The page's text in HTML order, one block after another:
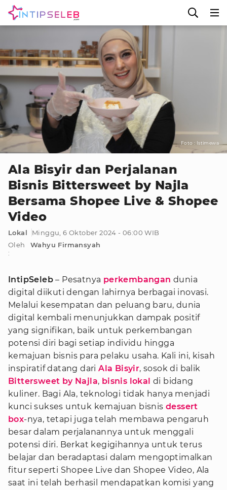
Foto : Istimewa
Ala Bisyir dan Perjalanan
Bisnis Bittersweet by Najla
Bersama Shopee Live & Shopee
Video
Lokal
Minggu, 6 Oktober 2024 - 06:00 WIB
Oleh
:
Wahyu Firmansyah
IntipSeleb – Pesatnya perkembangan dunia
digital diikuti dengan lahirnya berbagai inovasi.
Melalui kesempatan dan peluang baru, dunia
digital kembali menunjukkan dampak positif
yang signifikan, baik untuk perkembangan
potensi diri bagi setiap individu hingga
kemajuan bisnis para pelaku usaha. Kali ini, kisah
inspiratif datang dariAla Bisyir, sosok di balik
Bittersweet by Najla, bisnis lokal di bidang
kuliner. Bagi Ala, teknologi tidak hanya menjadi
kunci sukses untuk kemajuan bisnis dessert
box-nya, tetapi juga telah membawa pengaruh
besar dalam perjalanannya untuk menggali
potensi diri. Berkat kegigihannya untuk terus
belajar dan beradaptasi dalam mengoptimalkan
fitur seperti Shopee Live dan Shopee Video, Ala
saat ini telah berhasil mendapatkan komisi yang